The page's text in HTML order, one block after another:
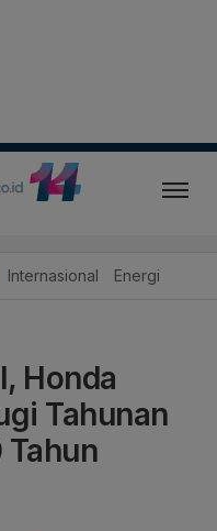
Internasional Energi
Honda
Tahunan
Tahun